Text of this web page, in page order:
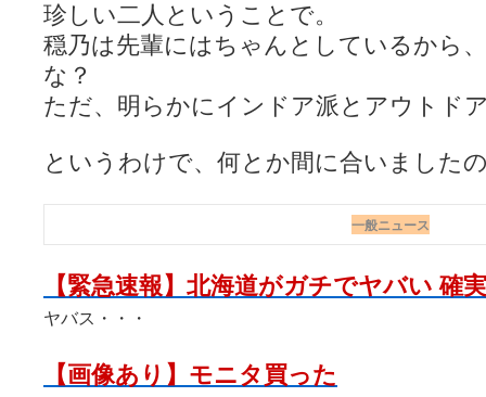
珍しい二人ということで。
穏乃は先輩にはちゃんとしているから
な？
ただ、明らかにインドア派とアウトド
というわけで、何とか間に合いました
一般ニュース
【緊急速報】北海道がガチでヤバい 確
ヤバス・・・
【画像あり】モニタ買った